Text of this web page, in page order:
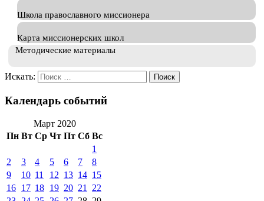
Школа православного миссионера
Карта миссионерских школ
Методические материалы
Искать:
Календарь событий
Март 2020
Пн Вт Ср Чт Пт Сб Вс
1
2
3 4 5 6 7
8
9
10 11 12 13 14 15
16 17 18 19 20 21
22